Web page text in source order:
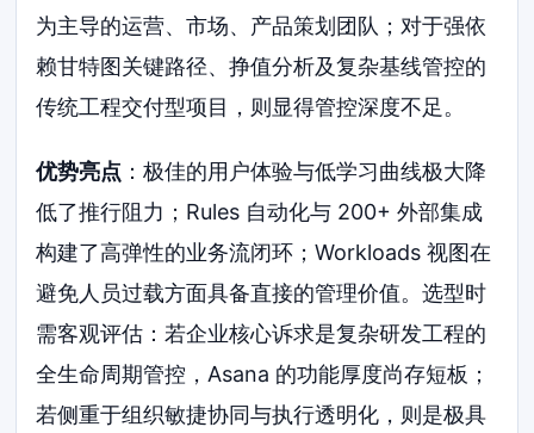
为主导的运营、市场、产品策划团队；对于强依
赖甘特图关键路径、挣值分析及复杂基线管控的
传统工程交付型项目，则显得管控深度不足。
优势亮点 ：极佳的用户体验与低学习曲线极大降
低了推行阻力；Rules 自动化与 200+ 外部集成
构建了高弹性的业务流闭环；Workloads 视图在
避免人员过载方面具备直接的管理价值。选型时
需客观评估：若企业核心诉求是复杂研发工程的
全生命周期管控，Asana 的功能厚度尚存短板；
若侧重于组织敏捷协同与执行透明化，则是极具